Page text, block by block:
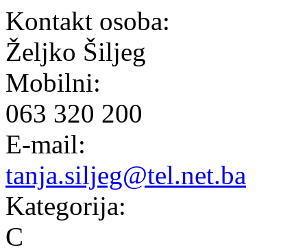
Kontakt osoba:
Željko Šiljeg
Mobilni:
063 320 200
E-mail:
tanja.siljeg@tel.net.ba
Kategorija:
C